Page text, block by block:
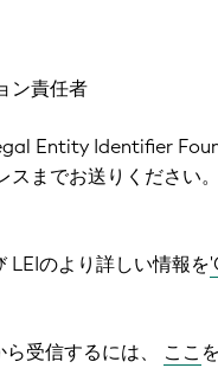
ン責任者
Entity Identifier
までお送りください。
LEIのより詳しい情報を
受信するには、 ここ